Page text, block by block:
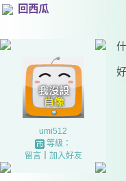
回西瓜
umi512
等級：
留言｜ 加入好友